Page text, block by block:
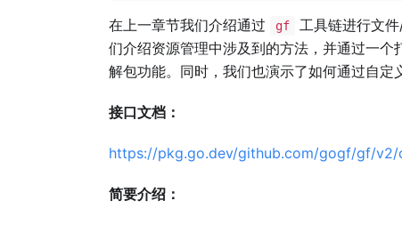
在上一章节我们介绍通过 gf 工具链进行文
们介绍资源管理中涉及到的方法，并通过一
解包功能。同时，我们也演示了如何通过自定
接口文档：
https://pkg.go.dev/github.com/gogf/gf/v2/
简要介绍：